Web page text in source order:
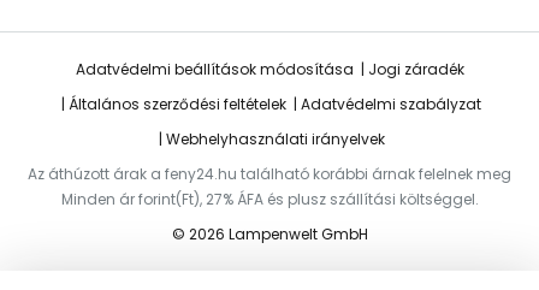
Adatvédelmi beállítások módosítása
Jogi záradék
Általános szerződési feltételek
Adatvédelmi szabályzat
Webhelyhasználati irányelvek
Az áthúzott árak a feny24.hu található korábbi árnak felelnek meg
Minden ár forint(Ft), 27% ÁFA és plusz szállítási költséggel.
© 2026 Lampenwelt GmbH